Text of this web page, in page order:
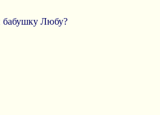
бабушку Любу?